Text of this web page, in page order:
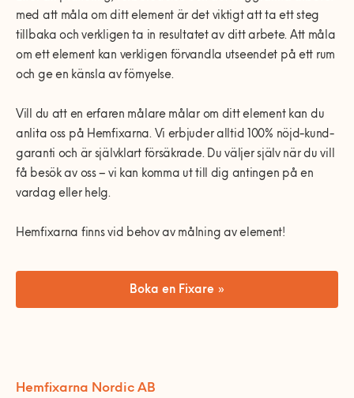
med att måla om ditt element är det viktigt att ta ett steg
tillbaka och verkligen ta in resultatet av ditt arbete. Att måla
om ett element kan verkligen förvandla utseendet på ett rum
och ge en känsla av förnyelse.
Vill du att en erfaren målare målar om ditt element kan du
anlita oss på Hemfixarna. Vi erbjuder alltid 100% nöjd-kund-
garanti och är självklart försäkrade. Du väljer själv när du vill
få besök av oss – vi kan komma ut till dig antingen på en
vardag eller helg.
Hemfixarna finns vid behov av målning av element!
Boka en Fixare »
Hemfixarna Nordic AB